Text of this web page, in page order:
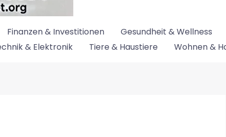
Finanzen & Investitionen
Gesundheit & Wellness
& Elektronik Tiere & Haustiere Wohnen &